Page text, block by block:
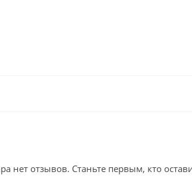
нет отзывов. Станьте первым, кто